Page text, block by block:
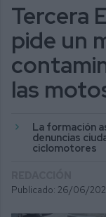
Tercera
pide un
las
La formación
denuncias
ciclomotores
Publicado: 26/06/